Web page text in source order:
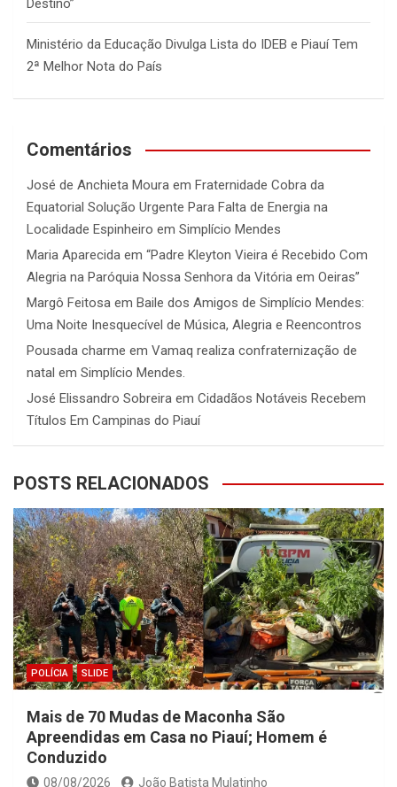
Destino”
Ministério da Educação Divulga Lista do IDEB e Piauí Tem
2ª Melhor Nota do País
Comentários
José de Anchieta Moura em Fraternidade Cobra da
Equatorial Solução Urgente Para Falta de Energia na
Localidade Espinheiro em Simplício Mendes
Maria Aparecida em “Padre Kleyton Vieira é Recebido Com
Alegria na Paróquia Nossa Senhora da Vitória em Oeiras”
Margô Feitosa em Baile dos Amigos de Simplício Mendes:
Uma Noite Inesquecível de Música, Alegria e Reencontros
Pousada charme em Vamaq realiza confraternização de
natal em Simplício Mendes.
José Elissandro Sobreira em Cidadãos Notáveis Recebem
Títulos Em Campinas do Piauí
POSTS RELACIONADOS
POLÍCIA SLIDE
Mais de 70 Mudas de Maconha São
Apreendidas em Casa no Piauí; Homem é
Conduzido
08/08/2026 João Batista Mulatinho